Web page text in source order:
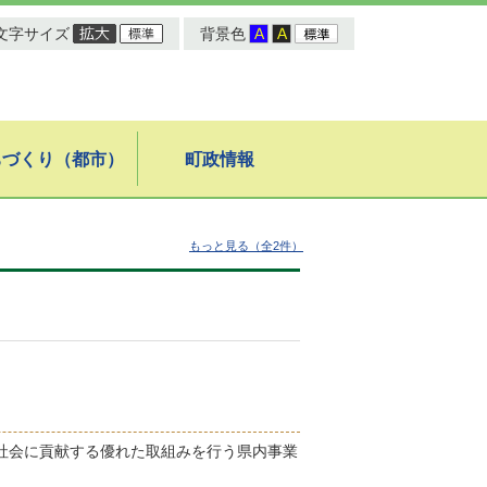
字サイズ 背景色
くり（都市） 町政情報
もっと見る（全2件）
に貢献する優れた取組みを行う県内事業